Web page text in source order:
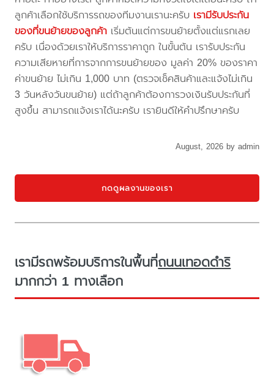
ลูกค้าเลือกใช้บริการรถของทีมงานเรานะครับ เรามีรับประกัน
ของที่ขนย้ายของลูกค้า เริ่มต้นแต่การขนย้ายตั้งแต่แรกเลย
ครับ เนื่องด้วยเราให้บริการราคาถูก ในขั้นต้น เรารับประกัน
ความเสียหายที่การจากการขนย้ายของ มูลค่า 20% ของราคา
ค่าขนย้าย ไม่เกิน 1,000 บาท (ตรวจเช็คสินค้าและแจ้งไม่เกิน
3 วันหลังวันขนย้าย) แต่ถ้าลูกค้าต้องการวงเงินรับประกันที่
สูงขึ้น สามารถแจ้งเราได้นะครับ เรายินดีให้คำปรึกษาครับ
August, 2026 by admin
กดดูผลงานของเรา
เรามีรถพร้อมบริการในพื้นที่ถนนเทอดดำริ
มากกว่า 1 ทางเลือก